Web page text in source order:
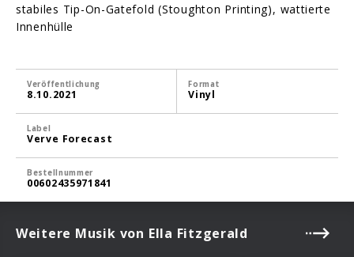
stabiles Tip-On-Gatefold (Stoughton Printing), wattierte
Innenhülle
Veröffentlichung
8.10.2021
Format
Vinyl
Label
Verve Forecast
Bestellnummer
00602435971841
Weitere Musik von Ella Fitzgerald